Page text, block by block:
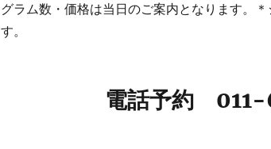
グラム数・価格は当日のご案内となります。
す。
電話予約 011-